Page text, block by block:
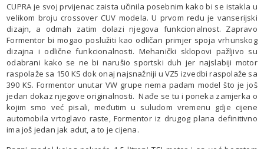
CUPRA je svoj prvijenac zaista učinila posebnim kako bi se istakla u
velikom broju crossover CUV modela. U prvom redu je vanserijski
dizajn, a odmah zatim dolazi njegova funkcionalnost. Zapravo
Formentor bi mogao poslužiti kao odličan primjer spoja vrhunskog
dizajna i odlične funkcionalnosti. Mehanički sklopovi pažljivo su
odabrani kako se ne bi narušio sportski duh jer najslabiji motor
raspolaže sa 150 KS dok onaj najsnažniji u VZ5 izvedbi raspolaže sa
390 KS. Formentor unutar VW grupe nema padam model što je još
jedan dokaz njegove originalnosti. Nađe se tu i poneka zamjerka o
kojim smo već pisali, međutim u suludom vremenu gdje cijene
automobila vrtoglavo raste, Formentor iz drugog plana definitivno
ima još jedan jak adut, a to je cijena.